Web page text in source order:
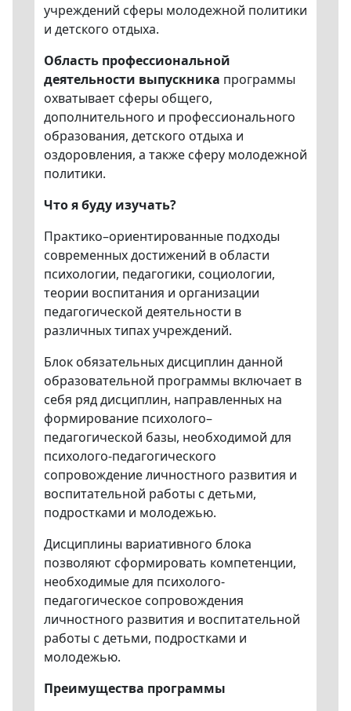
учреждений сферы молодежной политики
и детского отдыха.
Область профессиональной
деятельности выпускника программы
охватывает сферы общего,
дополнительного и профессионального
образования, детского отдыха и
оздоровления, а также сферу молодежной
политики.
Что я буду изучать?
Практико–ориентированные подходы
современных достижений в области
психологии, педагогики, социологии,
теории воспитания и организации
педагогической деятельности в
различных типах учреждений.
Блок обязательных дисциплин данной
образовательной программы включает в
себя ряд дисциплин, направленных на
формирование психолого–
педагогической базы, необходимой для
психолого-педагогического
сопровождение личностного развития и
воспитательной работы с детьми,
подростками и молодежью.
Дисциплины вариативного блока
позволяют сформировать компетенции,
необходимые для психолого-
педагогическое сопровождения
личностного развития и воспитательной
работы с детьми, подростками и
молодежью.
Преимущества программы